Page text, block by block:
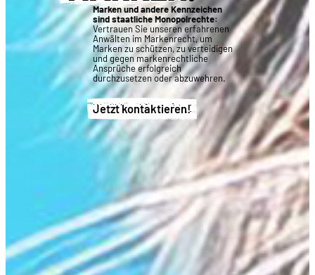
Marken und andere Kennzeichen
sind staatliche Monopolrechte:
Vertrauen Sie unseren erfahrenen
Anwälten im Markenrecht, um
Marken zu schützen, zu verteidigen
und gegen markenrechtliche
Ansprüche erfolgreich
durchzusetzen oder abzuwehren.
Jetzt kontaktieren!